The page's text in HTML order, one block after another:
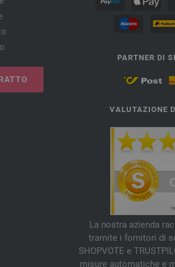
PARTNER DI
VALUTAZIONE
La nostra azienda
tramite i fornitori di
SHOPVOTE e
misure automatiche e